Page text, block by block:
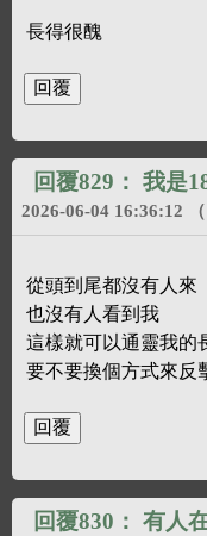
長得很醜
回覆829： 我是
2026-06-04 16:36:12 （
從頭到尾都沒有人來
也沒有人看到我
這樣就可以通靈我的
要不要換個方式來反
回覆830： 有人